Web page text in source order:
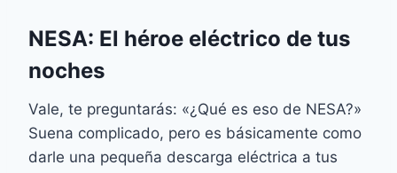
NESA: El héroe eléctrico de tus
noches
Vale, te preguntarás: «¿Qué es eso de NESA?»
Suena complicado, pero es básicamente como
darle una pequeña descarga eléctrica a tus